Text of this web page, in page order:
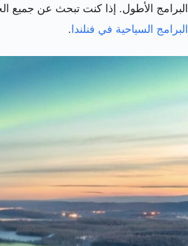
البرامج الأطول. إذا كنت تبحث عن جميع
البرامج السياحية في فنلندا .